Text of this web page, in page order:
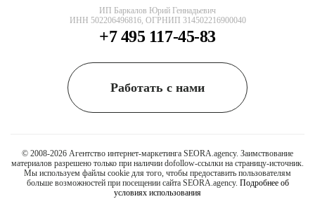
ИП Баркалов Юрий Геннадьевич
ИНН 502206496816, ОГРНИП 314502216900040
+7 495 117-45-83
Работать с нами
© 2008-2026 Агентство интернет-маркетинга SEORA.agency. Заимствование
материалов разрешено только при наличии dofollow-ссылки на страницу-источник.
Мы используем файлы cookie для того, чтобы предоставить пользователям
больше возможностей при посещении сайта SEORA.agency. Подробнее об
условиях использования